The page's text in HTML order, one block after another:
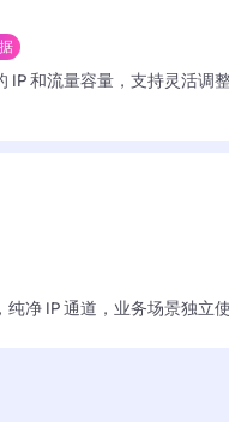
IP 和流量容量，支持灵活调
净 IP 通道，业务场景独立